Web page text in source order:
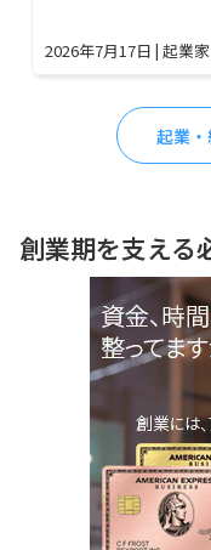
2026年7月17日 | 起業
起業
創業期を支える